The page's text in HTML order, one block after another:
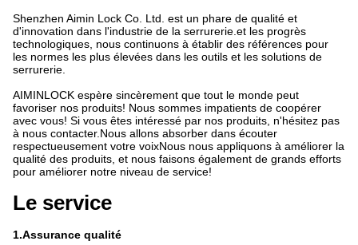
Shenzhen Aimin Lock Co. Ltd. est un phare de qualité et
d'innovation dans l'industrie de la serrurerie.et les progrès
technologiques, nous continuons à établir des références pour
les normes les plus élevées dans les outils et les solutions de
serrurerie.
AIMINLOCK espère sincèrement que tout le monde peut
favoriser nos produits! Nous sommes impatients de coopérer
avec vous! Si vous êtes intéressé par nos produits, n'hésitez pas
à nous contacter.Nous allons absorber dans écouter
respectueusement votre voixNous nous appliquons à améliorer la
qualité des produits, et nous faisons également de grands efforts
pour améliorer notre niveau de service!
Le service
1.Assurance qualité